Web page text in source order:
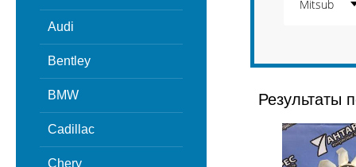
Audi
Bentley
BMW
Cadillac
Chery
Результаты